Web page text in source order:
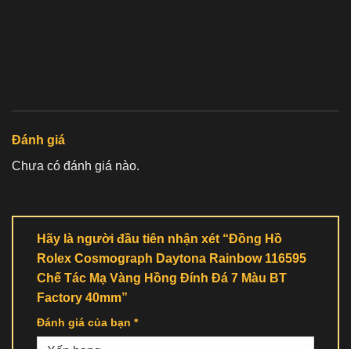
Đánh giá
Chưa có đánh giá nào.
Hãy là người đầu tiên nhận xét “Đồng Hồ
Rolex Cosmograph Daytona Rainbow 116595
Chế Tác Mạ Vàng Hồng Đính Đá 7 Màu BT
Factory 40mm”
Đánh giá của bạn *